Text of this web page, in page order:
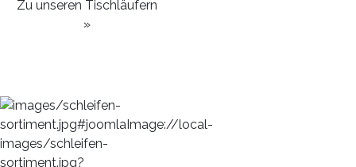
Zu unseren Tischläufern
»